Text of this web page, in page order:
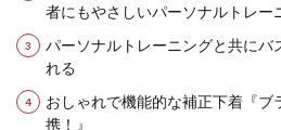
者にもやさしいパーソナルトレー
パーソナルトレーニングと共にバ
れる
おしゃれで機能的な補正下着『ブ
携！』